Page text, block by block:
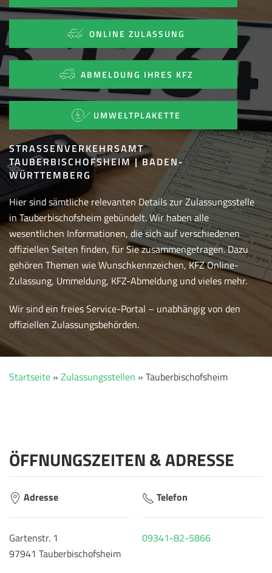
ONLINE ZULASSUNG
ABMELDUNG IHRES KFZ
UMWELTPLAKETTE
STRASSENVERKEHRSAMT T
AUBERBISCHOFSHEIM | BADEN-W
ÜRTTEMBERG
Hier sind sämtliche relevanten Details zur Zulassungsstelle
in Tauberbischofsheim gebündelt. Wir haben alle
wesentlichen Informationen, die sich auf verschiedenen
offiziellen Seiten finden, für Sie zusammengetragen. Dazu
gehören Themen wie Wunschkennzeichen, KFZ Online-
Zulassung, Ummeldung, KFZ-Abmeldung und vieles mehr.
Wir sind ein freies Service-Portal – unabhängig von den
offiziellen Zulassungsbehörden.
Startseite » Zulassungsstellen » Tauberbischofsheim
ÖFFNUNGSZEITEN & ADRESSE
Adresse
Gartenstr. 1
97941 Tauberbischofsheim
Telefon
09341-82-5866